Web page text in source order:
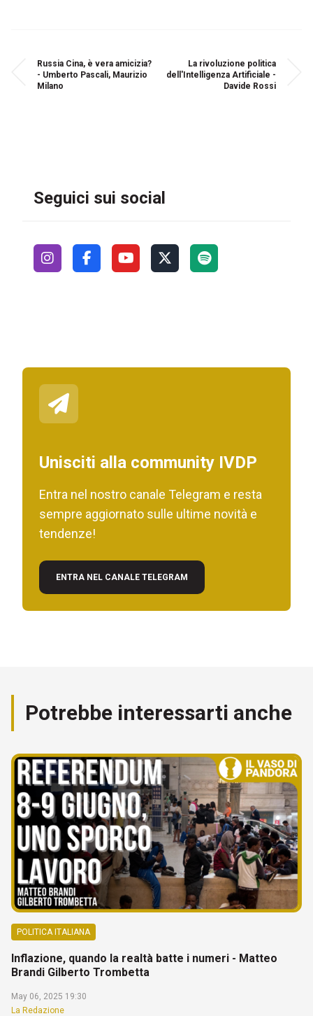
Russia Cina, è vera amicizia?
- Umberto Pascali, Maurizio
Milano
La rivoluzione politica
dell'Intelligenza Artificiale -
Davide Rossi
Seguici sui social
Unisciti alla community IVDP
Entra nel nostro canale Telegram e resta
sempre aggiornato sulle ultime novità e
tendenze!
ENTRA NEL CANALE TELEGRAM
Potrebbe interessarti anche
POLITICA ITALIANA
Inflazione, quando la realtà batte i numeri - Matteo
Brandi Gilberto Trombetta
May 06, 2025 19:30
La Redazione